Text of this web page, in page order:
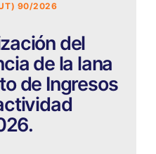
90/2026
del
de la lana
de Ingresos